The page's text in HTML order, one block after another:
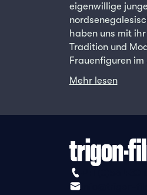
eigenwillige
haben uns mit
Tradition und
Frauenfiguren im
Mehr lesen